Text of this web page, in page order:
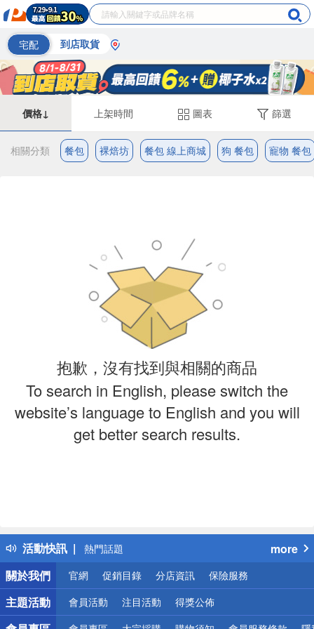
宅配 到店取貨
價格↓ 上架時間 圖表 篩選
相關分類 餐包 裸焙坊 餐包 線上商城 狗 餐包 寵物 餐包
抱歉，沒有找到與相關的商品
To search in English, please switch the
website’s language to English and you will
get better search results.
活動快訊
得獎公告
熱門話題
銀行優惠
偏遠地區配送
詐騙網頁！請小心！
more
關於我們
官網 促銷目錄 分店資訊 保險服務
主題活動 會員活動 注目活動 得獎公佈